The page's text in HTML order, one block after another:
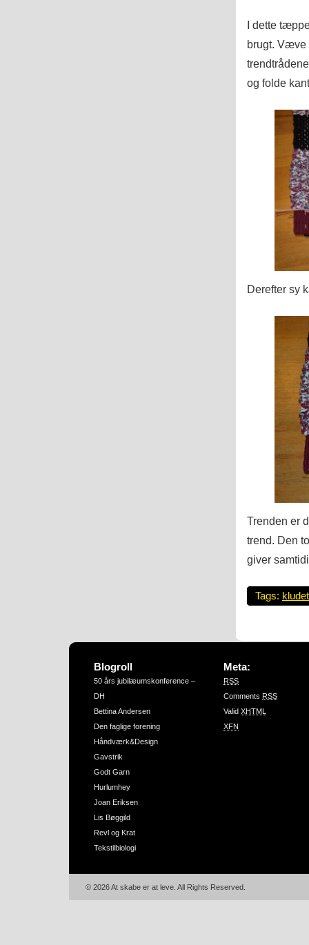
I dette
brugt. Væve
og folde
Derefter sy
Trenden er
trend. Den
giver
Tags:
Blogroll
50 års jubilæumskonference –
DH
Bettina Andersen
Den faglige forening
Håndværk&Design
Gavstrik
Godt Garn
Hurlumhey
Joan Eriksen
Lis Bøggild
Revl og Krat
Tekstilbiologi
Meta:
RSS
Comments RSS
Valid XHTML
XFN
© 2026 At skabe er at leve. All Rights Reserved.